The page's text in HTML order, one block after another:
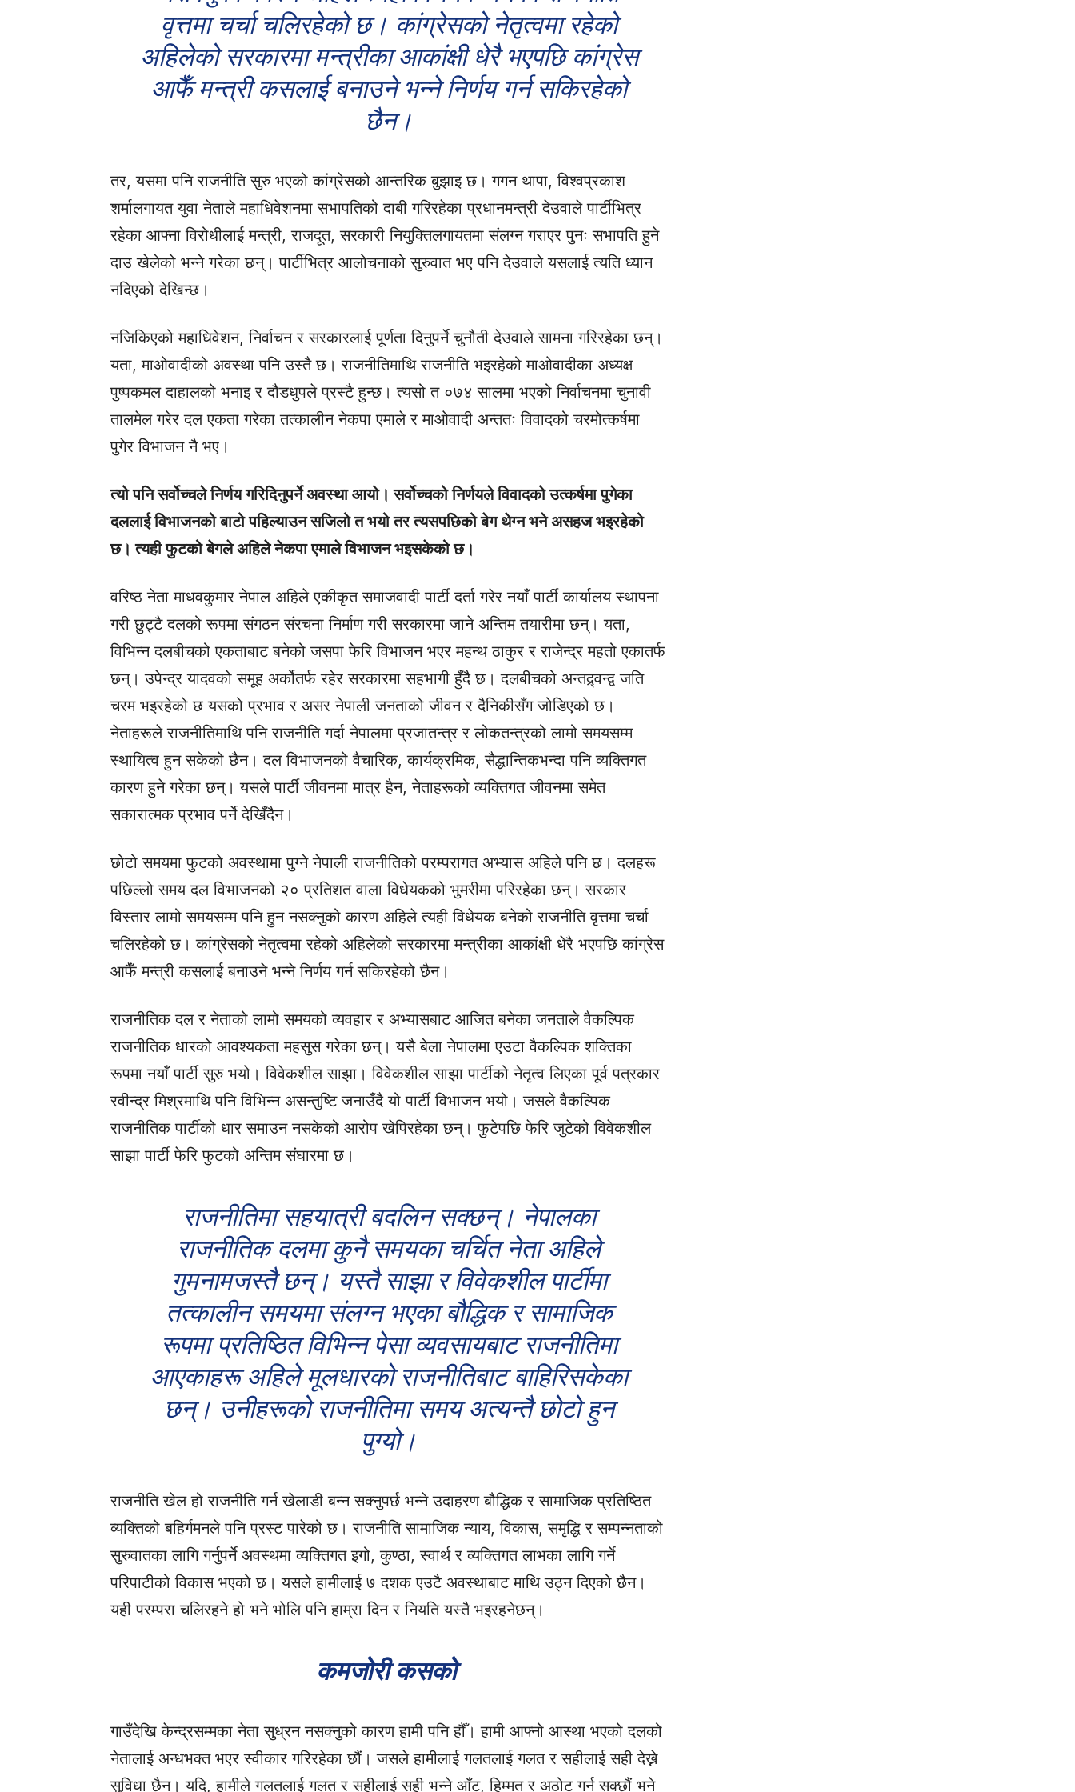
वृत्तमा चर्चा चलिरहेको छ। कांग्रेसको नेतृत्वमा रहेको
अहिलेको सरकारमा मन्त्रीका आकांक्षी धेरै भएपछि कांग्रेस
आफैँ मन्त्री कसलाई बनाउने भन्ने निर्णय गर्न सकिरहेको
छैन।
तर, यसमा पनि राजनीति सुरु भएको कांग्रेसको आन्तरिक बुझाइ छ। गगन थापा, विश्वप्रकाश
शर्मालगायत युवा नेताले महाधिवेशनमा सभापतिको दाबी गरिरहेका प्रधानमन्त्री देउवाले पार्टीभित्र
रहेका आफ्ना विरोधीलाई मन्त्री, राजदूत, सरकारी नियुक्तिलगायतमा संलग्न गराएर पुनः सभापति हुने
दाउ खेलेको भन्ने गरेका छन्। पार्टीभित्र आलोचनाको सुरुवात भए पनि देउवाले यसलाई त्यति ध्यान
नदिएको देखिन्छ।
नजिकिएको महाधिवेशन, निर्वाचन र सरकारलाई पूर्णता दिनुपर्ने चुनौती देउवाले सामना गरिरहेका छन्।
यता, माओवादीको अवस्था पनि उस्तै छ। राजनीतिमाथि राजनीति भइरहेको माओवादीका अध्यक्ष
पुष्पकमल दाहालको भनाइ र दौडधुपले प्रस्टै हुन्छ। त्यसो त ०७४ सालमा भएको निर्वाचनमा चुनावी
तालमेल गरेर दल एकता गरेका तत्कालीन नेकपा एमाले र माओवादी अन्ततः विवादको चरमोत्कर्षमा
पुगेर विभाजन नै भए।
त्यो पनि सर्वोच्चले निर्णय गरिदिनुपर्ने अवस्था आयो। सर्वोच्चको निर्णयले विवादको उत्कर्षमा पुगेका
दललाई विभाजनको बाटो पहिल्याउन सजिलो त भयो तर त्यसपछिको बेग थेग्न भने असहज भइरहेको
छ। त्यही फुटको बेगले अहिले नेकपा एमाले विभाजन भइसकेको छ।
वरिष्ठ नेता माधवकुमार नेपाल अहिले एकीकृत समाजवादी पार्टी दर्ता गरेर नयाँ पार्टी कार्यालय स्थापना
गरी छुट्टै दलको रूपमा संगठन संरचना निर्माण गरी सरकारमा जाने अन्तिम तयारीमा छन्। यता,
विभिन्न दलबीचको एकताबाट बनेको जसपा फेरि विभाजन भएर महन्थ ठाकुर र राजेन्द्र महतो एकातर्फ
छन्। उपेन्द्र यादवको समूह अर्कोतर्फ रहेर सरकारमा सहभागी हुँदै छ। दलबीचको अन्तद्र्वन्द्व जति
चरम भइरहेको छ यसको प्रभाव र असर नेपाली जनताको जीवन र दैनिकीसँग जोडिएको छ।
नेताहरूले राजनीतिमाथि पनि राजनीति गर्दा नेपालमा प्रजातन्त्र र लोकतन्त्रको लामो समयसम्म
स्थायित्व हुन सकेको छैन। दल विभाजनको वैचारिक, कार्यक्रमिक, सैद्धान्तिकभन्दा पनि व्यक्तिगत
कारण हुने गरेका छन्। यसले पार्टी जीवनमा मात्र हैन, नेताहरूको व्यक्तिगत जीवनमा समेत
सकारात्मक प्रभाव पर्ने देखिँदैन।
छोटो समयमा फुटको अवस्थामा पुग्ने नेपाली राजनीतिको परम्परागत अभ्यास अहिले पनि छ। दलहरू
पछिल्लो समय दल विभाजनको २० प्रतिशत वाला विधेयकको भुमरीमा परिरहेका छन्। सरकार
विस्तार लामो समयसम्म पनि हुन नसक्नुको कारण अहिले त्यही विधेयक बनेको राजनीति वृत्तमा चर्चा
चलिरहेको छ। कांग्रेसको नेतृत्वमा रहेको अहिलेको सरकारमा मन्त्रीका आकांक्षी धेरै भएपछि कांग्रेस
आफैँ मन्त्री कसलाई बनाउने भन्ने निर्णय गर्न सकिरहेको छैन।
राजनीतिक दल र नेताको लामो समयको व्यवहार र अभ्यासबाट आजित बनेका जनताले वैकल्पिक
राजनीतिक धारको आवश्यकता महसुस गरेका छन्। यसै बेला नेपालमा एउटा वैकल्पिक शक्तिका
रूपमा नयाँ पार्टी सुरु भयो। विवेकशील साझा। विवेकशील साझा पार्टीको नेतृत्व लिएका पूर्व पत्रकार
रवीन्द्र मिश्रमाथि पनि विभिन्न असन्तुष्टि जनाउँदै यो पार्टी विभाजन भयो। जसले वैकल्पिक
राजनीतिक पार्टीको धार समाउन नसकेको आरोप खेपिरहेका छन्। फुटेपछि फेरि जुटेको विवेकशील
साझा पार्टी फेरि फुटको अन्तिम संघारमा छ।
राजनीतिमा सहयात्री बदलिन सक्छन्। नेपालका
राजनीतिक दलमा कुनै समयका चर्चित नेता अहिले
गुमनामजस्तै छन्। यस्तै साझा र विवेकशील पार्टीमा
तत्कालीन समयमा संलग्न भएका बौद्धिक र सामाजिक
रूपमा प्रतिष्ठित विभिन्न पेसा व्यवसायबाट राजनीतिमा
आएकाहरू अहिले मूलधारको राजनीतिबाट बाहिरिसकेका
छन्। उनीहरूको राजनीतिमा समय अत्यन्तै छोटो हुन
पुग्यो।
राजनीति खेल हो राजनीति गर्न खेलाडी बन्न सक्नुपर्छ भन्ने उदाहरण बौद्धिक र सामाजिक प्रतिष्ठित
व्यक्तिको बहिर्गमनले पनि प्रस्ट पारेको छ। राजनीति सामाजिक न्याय, विकास, समृद्धि र सम्पन्नताको
सुरुवातका लागि गर्नुपर्ने अवस्थमा व्यक्तिगत इगो, कुण्ठा, स्वार्थ र व्यक्तिगत लाभका लागि गर्ने
परिपाटीको विकास भएको छ। यसले हामीलाई ७ दशक एउटै अवस्थाबाट माथि उठ्न दिएको छैन।
यही परम्परा चलिरहने हो भने भोलि पनि हाम्रा दिन र नियति यस्तै भइरहनेछन्।
कमजोरी कसको
गाउँदेखि केन्द्रसम्मका नेता सुध्रन नसक्नुको कारण हामी पनि हौँ। हामी आफ्नो आस्था भएको दलको
नेतालाई अन्धभक्त भएर स्वीकार गरिरहेका छौं। जसले हामीलाई गलतलाई गलत र सहीलाई सही देख्ने
सुविधा छैन। यदि, हामीले गलतलाई गलत र सहीलाई सही भन्ने आँट, हिम्मत र अठोट गर्न सक्छौं भने